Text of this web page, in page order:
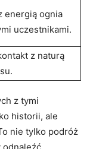
energią‌ ognia
uczestnikami.
z naturą
z tymi
historii, ale
nie tylko podróż